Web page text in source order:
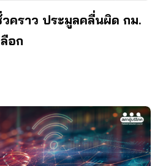
คราว ประมูลคลื่นผิด กม.
อก